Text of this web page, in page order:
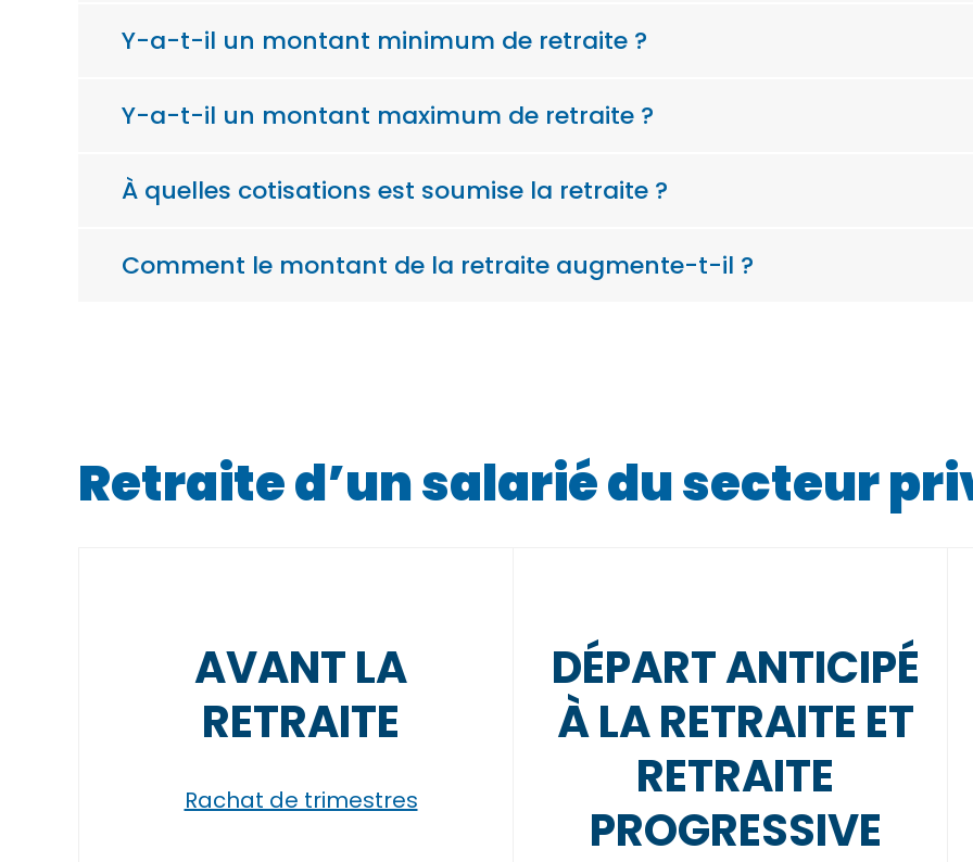
Y-a-t-il un montant minimum de retraite ?
Y-a-t-il un montant maximum de retraite ?
À quelles cotisations est soumise la retraite ?
Comment le montant de la retraite augmente-t-il ?
Retraite d’un salarié du secteur
AVANT LA
RETRAITE
Rachat de trimestres
DÉPART ANTICIPÉ
À LA RETRAITE ET
RETRAITE
PROGRESSIVE